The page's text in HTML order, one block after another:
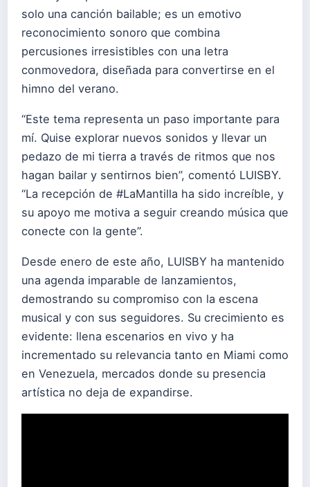
solo una canción bailable; es un emotivo
reconocimiento sonoro que combina
percusiones irresistibles con una letra
conmovedora, diseñada para convertirse en el
himno del verano.
“Este tema representa un paso importante para
mí. Quise explorar nuevos sonidos y llevar un
pedazo de mi tierra a través de ritmos que nos
hagan bailar y sentirnos bien”, comentó LUISBY.
“La recepción de #LaMantilla ha sido increíble, y
su apoyo me motiva a seguir creando música que
conecte con la gente”.
Desde enero de este año, LUISBY ha mantenido
una agenda imparable de lanzamientos,
demostrando su compromiso con la escena
musical y con sus seguidores. Su crecimiento es
evidente: llena escenarios en vivo y ha
incrementado su relevancia tanto en Miami como
en Venezuela, mercados donde su presencia
artística no deja de expandirse.